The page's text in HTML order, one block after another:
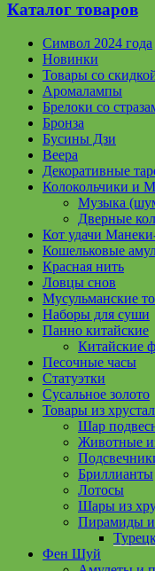
Каталог товаров
Символ 2024 года
Новинки
Товары со
Аромалампы
Брелоки со
Бронза
Бусины Дзи
Веера
Декоративные
Колокольчики и
Музыка
Дверные
Кот удачи
Кошельковые
Красная нить
Ловцы снов
Мусульманские
Наборы для суши
Панно китайские
Китайские
Песочные часы
Статуэтки
Сусальное золото
Товары из
Шар
Животные
Бриллианты
Лотосы
Шары из
Пирамиды
Фен Шуй